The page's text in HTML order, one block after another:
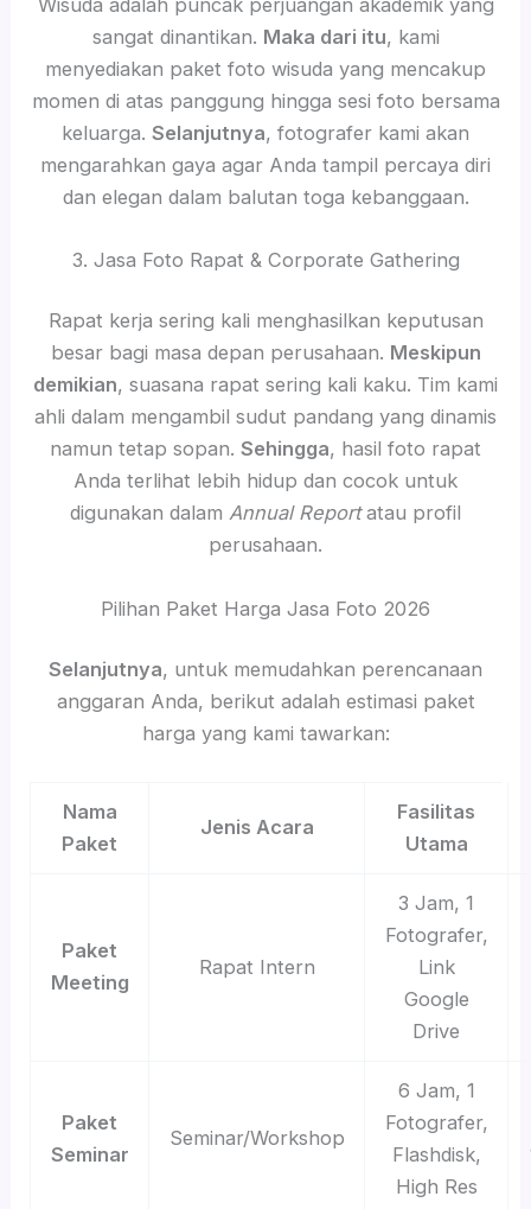
sangat dinantikan. Maka dari itu, kami
menyediakan paket foto wisuda yang mencakup
momen di atas panggung hingga sesi foto bersama
keluarga. Selanjutnya, fotografer kami akan
mengarahkan gaya agar Anda tampil percaya diri
dan elegan dalam balutan toga kebanggaan.
3. Jasa Foto Rapat & Corporate Gathering
Rapat kerja sering kali menghasilkan keputusan
besar bagi masa depan perusahaan. Meskipun
demikian, suasana rapat sering kali kaku. Tim kami
ahli dalam mengambil sudut pandang yang dinamis
namun tetap sopan. Sehingga, hasil foto rapat
Anda terlihat lebih hidup dan cocok untuk
digunakan dalam Annual Reportatau profil
perusahaan.
Pilihan Paket Harga Jasa Foto 2026
Selanjutnya, untuk memudahkan perencanaan
anggaran Anda, berikut adalah estimasi paket
harga yang kami tawarkan:
Nama
Paket
Jenis Acara
Fasilitas
Utama
Paket
Meeting
Rapat Intern
3 Jam, 1
Fotografer,
Link
Google
Drive
Paket
Seminar
Seminar/Workshop
6 Jam, 1
Fotografer,
Flashdisk,
High Res